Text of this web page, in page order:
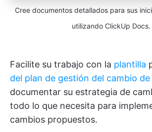
Cree documentos detallados para sus
utilizando ClickUp Docs.
Facilite su trabajo con la plantilla
del plan de gestión del cambio de
documentar su estrategia de
todo lo que necesita para
cambios propuestos.